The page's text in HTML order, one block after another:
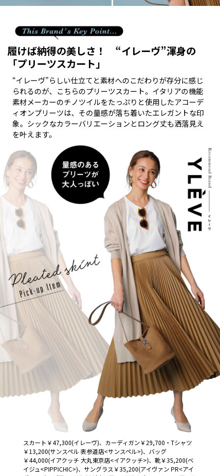
履けば納得の美しさ！ “イレーヴ”渾身の
「プリーツスカート」
“イレーヴ”らしい仕立てと素材へのこだわりが存分に感じ
られるのが、こちらのプリーツスカート。イタリアの機能
素材メーカーのチノツイルをたっぷりと使用したアコーデ
ィオンプリーツは、その量感が落ち着いたエレガントな印
象。シックなカラーバリエーションとロング丈も洒落見え
を叶えます。
スカート￥47,300(イレーヴ)、カーディガン￥29,700 ・Tシャツ
￥13,200(サンスペル 表参道店<サンスペル>)、バッグ
￥44,000(イアクッチ 大丸東京店<イアクッチ>)、靴￥35,200(ベ
イジュ <PIPPICHIC>)、サングラス￥35,200(アイヴァン PR<アイ